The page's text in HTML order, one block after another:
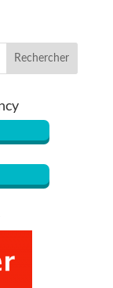
Rechercher